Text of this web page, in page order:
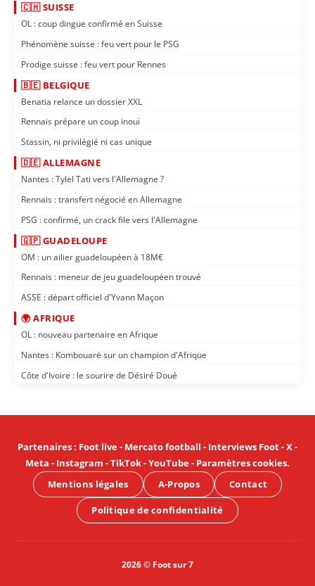
🇨🇭 SUISSE
OL : coup dingue confirmé en Suisse
Phénomène suisse : feu vert pour le PSG
Prodige suisse : feu vert pour Rennes
🇧🇪 BELGIQUE
Benatia relance un dossier XXL
Rennais prépare un coup inouï
Stassin, ni privilégié ni cas unique
🇩🇪 ALLEMAGNE
Nantes : Tylel Tati vers l'Allemagne ?
Rennais : transfert négocié en Allemagne
PSG : confirmé, un crack file vers l'Allemagne
🇬🇵 GUADELOUPE
OM : un ailier guadeloupéen à 18M€
Rennais : meneur de jeu guadeloupéen trouvé
ASSE : départ officiel d'Yvann Maçon
🌍 AFRIQUE
OL : nouveau partenaire en Afrique
Nantes : Kombouaré sur un champion d'Afrique
Côte d'Ivoire : le sourire de Désiré Doué
Partenaires: Foot live- Mercato football - Interviews Foot-X-
Meta - Instagram -TikTok-YouTube- Paramètres cookies.
Mentions légales
A-Propos Contact
Politique de confidentialité
2026 © Foot sur 7